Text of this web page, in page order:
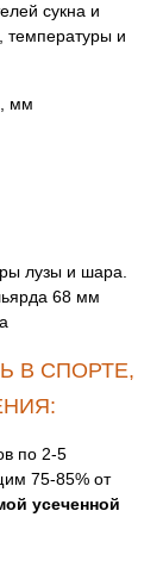
сукна и
температуры и
мм
лузы и шара.
68 мм
В СПОРТЕ,
по 2-5
75-85% от
усеченной